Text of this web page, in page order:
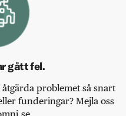
gått fel.
problemet så snart
funderingar? Mejla oss